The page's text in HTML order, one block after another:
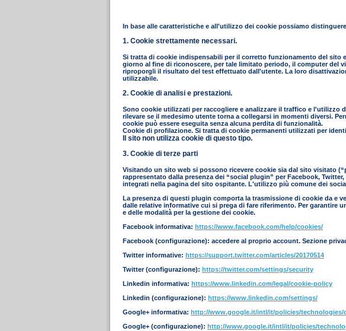
In base alle caratteristiche e all'utilizzo dei cookie possiamo
1. Cookie strettamente necessari.
Si tratta di cookie indispensabili per il corretto funzionamento del sito
giorno al fine di riconoscere, per tale limitato periodo, il computer del
riproporgli il risultato del test effettuato dall'utente. La loro
utilizzabile.
2. Cookie di analisi e prestazioni.
Sono cookie utilizzati per raccogliere e analizzare il traffico e
rilevare se il medesimo utente torna a collegarsi in momenti diversi.
cookie può essere eseguita senza alcuna perdita di funzionalità.
Cookie di profilazione. Si tratta di cookie permanenti utilizzati per
Il sito non utilizza cookie di questo tipo.
3. Cookie di terze parti
Visitando un sito web si possono ricevere cookie sia dal sito visitato
rappresentato dalla presenza dei “social plugin” per Facebook,
integrati nella pagina del sito ospitante. L'utilizzo più comune dei
La presenza di questi plugin comporta la trasmissione di cookie da e
dalle relative informative cui si prega di fare riferimento. Per
e delle modalità per la gestione dei cookie.
Facebook informativa: https://www.facebook.com/help/cookies/
Facebook (configurazione): accedere al proprio account. Sezione
Twitter informative: https://support.twitter.com/articles/20170514
Twitter (configurazione): https://twitter.com/settings/security
Linkedin informativa: https://www.linkedin.com/legal/cookie-policy
Linkedin (configurazione): https://www.linkedin.com/settings/
Google+ informativa: http://www.google.it/intl/it/policies/technologies/
Google+ (configurazione): http://www.google.it/intl/it/policies/